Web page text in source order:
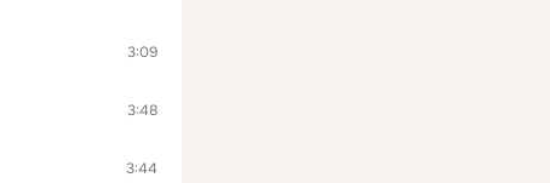
3:09
3:48
3:44